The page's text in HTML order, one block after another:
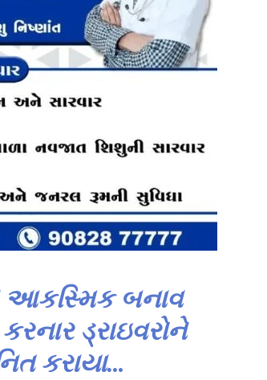
આકસ્મિક બનાવ
ડ્રાઇવરોને
કરાયા…